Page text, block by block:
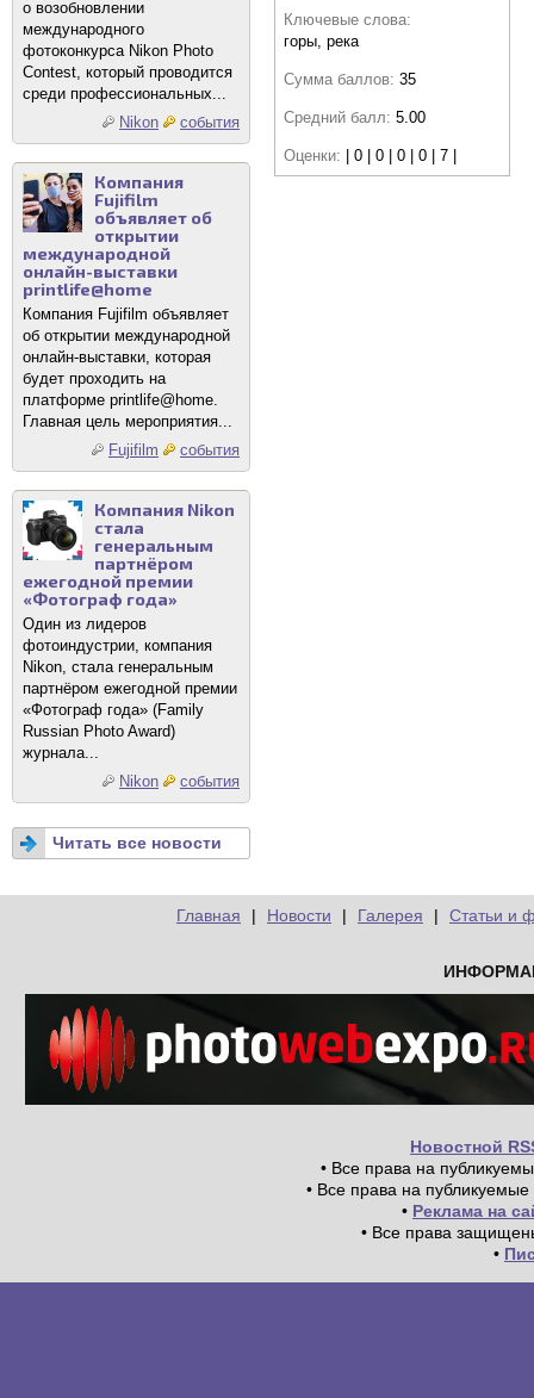
о возобновлении
международного
фотоконкурса Nikon Photo
Contest, который проводится
среди профессиональных...
Nikon
события
Компания
Fujifilm
объявляет об
открытии
международной
онлайн-выставки
printlife@home
Компания Fujifilm объявляет
об открытии международной
онлайн-выставки, которая
будет проходить на
платформе printlife@home.
Главная цель мероприятия...
Fujifilm
события
Компания Nikon
стала
генеральным
партнёром
ежегодной премии
«Фотограф года»
Один из лидеров
фотоиндустрии, компания
Nikon, стала генеральным
партнёром ежегодной премии
«Фотограф года» (Family
Russian Photo Award)
журнала...
Nikon
события
Читать все новости
Ключевые слова:
горы, река
Сумма баллов: 35
Средний балл: 5.00
Оценки: | 0 | 0 | 0 | 0 | 7 |
Главная | Новости | Галерея | Статьи и
Новостной
• Все права на
• Все права на
• Реклама на
• Все права
•